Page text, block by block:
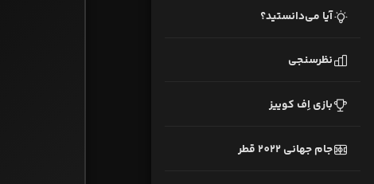
آیا می‌دانستید؟
نظرسنجی
بازی اِف کوییز
جام جهانی 2022 قطر